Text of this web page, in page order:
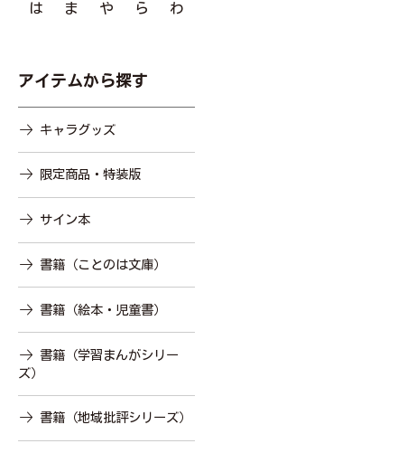
は ま や ら わ
アイテムから探す
キャラグッズ
限定商品・特装版
サイン本
書籍（ことのは文庫）
書籍（絵本・児童書）
書籍（学習まんがシリー
ズ）
書籍（地域批評シリーズ）